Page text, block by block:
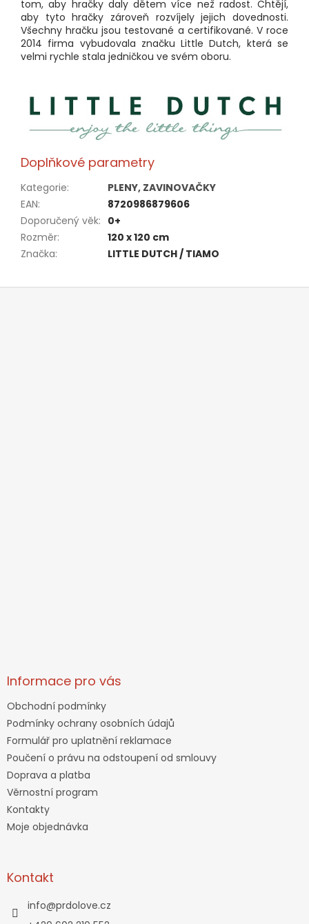
tom, aby hračky daly dětem více než radost. Chtějí,
aby tyto hračky zároveň rozvíjely jejich dovednosti.
Všechny hračku jsou testované a certifikované. V roce
2014 firma vybudovala značku Little Dutch, která se
velmi rychle stala jedničkou ve svém oboru.
Doplňkové parametry
Kategorie:
PLENY, ZAVINOVAČKY
EAN:
8720986879606
Doporučený věk: 0+
Rozměr:
120 x 120 cm
Značka: LITTLE DUTCH / TIAMO
Z
Informace pro vás
Obchodní podmínky
Podmínky ochrany osobních údajů
Formulář pro uplatnění reklamace
Poučení o právu na odstoupení od smlouvy
Doprava a platba
Věrnostní program
Kontakty
Moje objednávka
Kontakt
info@prdolove.cz